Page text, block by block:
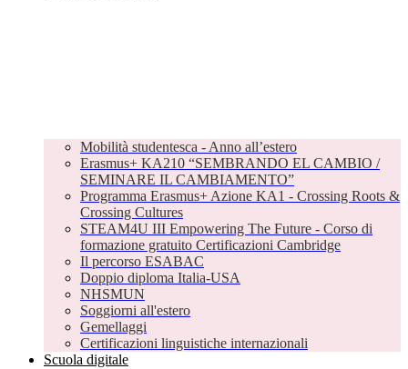
Mobilità studentesca - Anno all’estero
Erasmus+ KA210 “SEMBRANDO EL CAMBIO /
SEMINARE IL CAMBIAMENTO”
Programma Erasmus+ Azione KA1 - Crossing Roots &
Crossing Cultures
STEAM4U III Empowering The Future - Corso di
formazione gratuito Certificazioni Cambridge
Il percorso ESABAC
Doppio diploma Italia-USA
NHSMUN
Soggiorni all'estero
Gemellaggi
Certificazioni linguistiche internazionali
Scuola digitale